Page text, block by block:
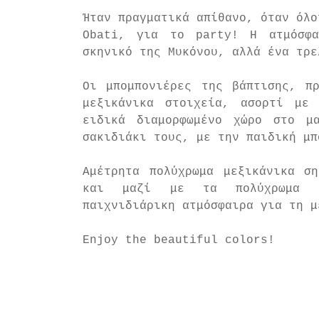
Ήταν πραγματικά απίθανο, όταν
Obati, για το party! Η
σκηνικό της Μυκόνου, αλλά ένα
Οι μπομπονιέρες της βάπτισης,
μεξικάνικα στοιχεία, ασορτί
ειδικά διαμορφωμένο χώρο στο
σακιδιάκι τους, με την παιδική
Αμέτρητα πολύχρωμα μεξικάνικα
και μαζί με τα πολύχρωμα
παιχνιδιάρικη ατμόσφαιρα για
Enjoy the beautiful colors!